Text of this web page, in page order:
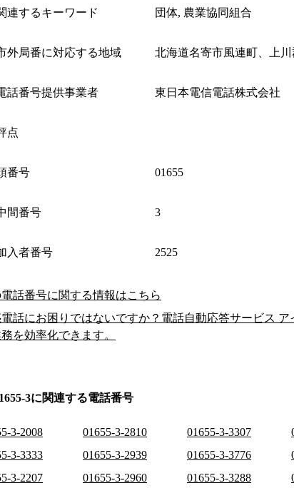
連するキーワード 団体, 農業協同組合
外局番に対応する地域 北海道名寄市風連町、上
話番号提供事業者 東日本電信電話株式会社
点
番号 01655
間番号 3
入者番号 2525
電話番号に関する情報はこちら
話にお困りではないですか？電話自動応答サービス
を効率化できます。
3に関連する電話番号
3-2008 01655-3-2810 01655-3-3307
3-3333
01655-3-2939 01655-3-3776
3-2207
01655-3-2960 01655-3-3288